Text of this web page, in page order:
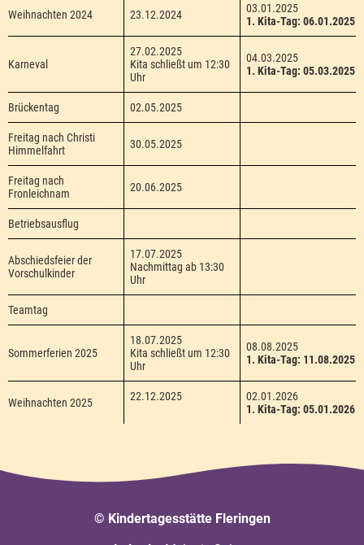
Weihnachten 2024 23.12.2024
03.01.2025
1. Kita-Tag: 06.01.2025
Karneval
27.02.2025
Kita schließt um 12:30
Uhr
04.03.2025
1. Kita-Tag: 05.03.2025
Brückentag 02.05.2025
Freitag nach Christi
Himmelfahrt
30.05.2025
Freitag nach
Fronleichnam
20.06.2025
Betriebsausflug
Abschiedsfeier der
Vorschulkinder
17.07.2025
Nachmittag ab 13:30
Uhr
Teamtag
Sommerferien 2025
18.07.2025
Kita schließt um 12:30
Uhr
08.08.2025
1. Kita-Tag: 11.08.2025
Weihnachten 2025 22.12.2025
02.01.2026
1. Kita-Tag: 05.01.2026
© Kindertagesstätte Fleringen